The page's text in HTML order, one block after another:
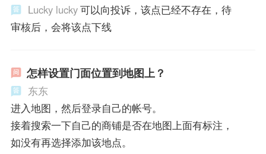
Lucky lucky可以向投诉，该点已经不存在，待
审核后，会将该点下线
怎样设置门面位置到地图上？
东东
进入地图，然后登录自己的帐号。
接着搜索一下自己的商铺是否在地图上面有标注，
如没有再选择添加该地点。